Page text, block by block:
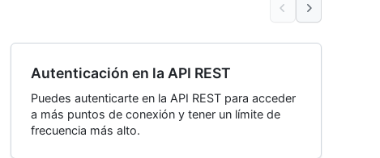
Autenticación en la API REST
Puedes autenticarte en la API REST para acceder
a más puntos de conexión y tener un límite de
frecuencia más alto.